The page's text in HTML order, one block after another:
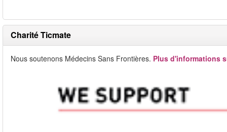
Charité Ticmate
Nous soutenons Médecins Sans Frontières. Plus d'informations